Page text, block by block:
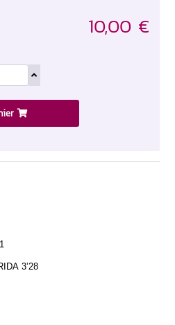
10,00 €
3’28